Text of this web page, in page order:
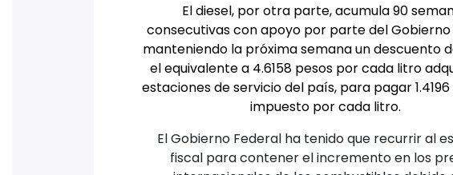
El diesel, por otra parte, acumula 90
consecutivas con apoyo por parte del Gobierno
manteniendo la próxima semana un descuento
el equivalente a 4.6158 pesos por cada litro
estaciones de servicio del país, para pagar
impuesto por cada litro.
El Gobierno Federal ha tenido que recurrir al
fiscal para contener el incremento en los